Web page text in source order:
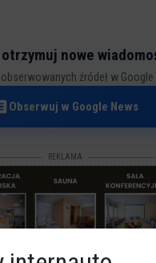
nowe
źródeł w Google
Obserwuj w Google News
REKLAMA